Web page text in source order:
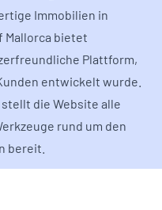
Immobilien in
Mallorca bietet
Plattform,
entwickelt wurde.
die Website alle
rund um den
bereit.